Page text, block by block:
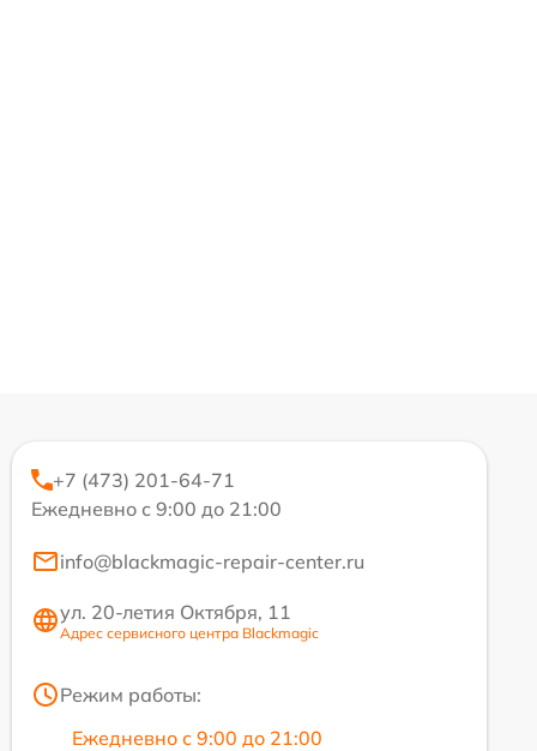
+7 (473) 201-64-71
Ежедневно с 9:00 до 21:00
info@blackmagic-repair-center.ru
ул. 20-летия Октября, 11
Адрес сервисного центра Blackmagic
Режим работы:
Ежедневно с 9:00 до 21:00